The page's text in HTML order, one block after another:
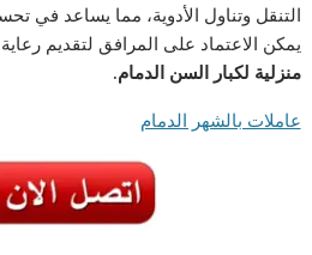
التنقل وتناول الأدوية، مما يساعد في
يمكن الاعتماد على المرافق لتقديم
منزلية لكبار السن الدمام.
عاملات بالشهر الدمام